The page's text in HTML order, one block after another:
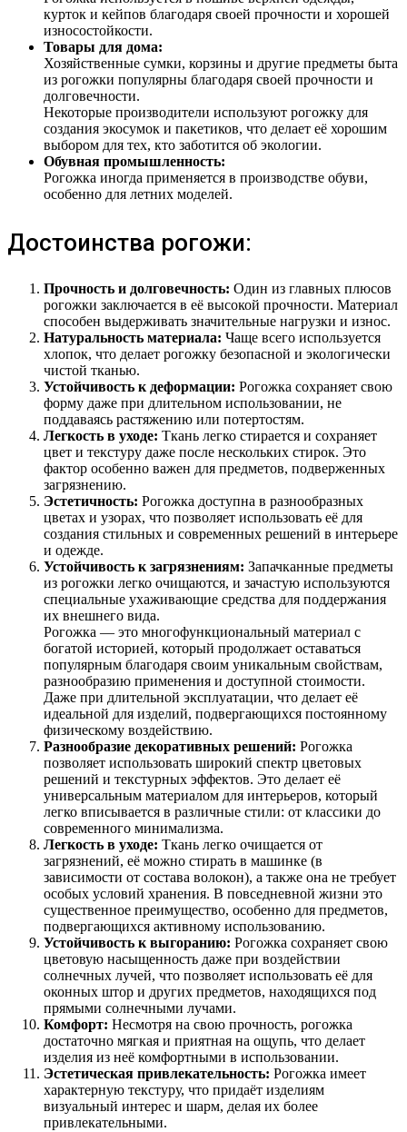
курток и кейпов благодаря своей прочности и хорошей
износостойкости.
Товары для дома:
Хозяйственные сумки, корзины и другие предметы быта
из рогожки популярны благодаря своей прочности и
долговечности.
Некоторые производители используют рогожку для
создания экосумок и пакетиков, что делает её хорошим
выбором для тех, кто заботится об экологии.
Обувная промышленность:
Рогожка иногда применяется в производстве обуви,
особенно для летних моделей.
Достоинства рогожи:
Прочность и долговечность: Один из главных плюсов
рогожки заключается в её высокой прочности. Материал
способен выдерживать значительные нагрузки и износ.
Натуральность материала: Чаще всего используется
хлопок, что делает рогожку безопасной и экологически
чистой тканью.
Устойчивость к деформации: Рогожка сохраняет свою
форму даже при длительном использовании, не
поддаваясь растяжению или потертостям.
Легкость в уходе: Ткань легко стирается и сохраняет
цвет и текстуру даже после нескольких стирок. Это
фактор особенно важен для предметов, подверженных
загрязнению.
Эстетичность: Рогожка доступна в разнообразных
цветах и узорах, что позволяет использовать её для
создания стильных и современных решений в интерьере
и одежде.
Устойчивость к загрязнениям: Запачканные предметы
из рогожки легко очищаются, и зачастую используются
специальные ухаживающие средства для поддержания
их внешнего вида.
Рогожка — это многофункциональный материал с
богатой историей, который продолжает оставаться
популярным благодаря своим уникальным свойствам,
разнообразию применения и доступной стоимости.
Даже при длительной эксплуатации, что делает её
идеальной для изделий, подвергающихся постоянному
физическому воздействию.
Разнообразие декоративных решений: Рогожка
позволяет использовать широкий спектр цветовых
решений и текстурных эффектов. Это делает её
универсальным материалом для интерьеров, который
легко вписывается в различные стили: от классики до
современного минимализма.
Легкость в уходе: Ткань легко очищается от
загрязнений, её можно стирать в машинке (в
зависимости от состава волокон), а также она не требует
особых условий хранения. В повседневной жизни это
существенное преимущество, особенно для предметов,
подвергающихся активному использованию.
Устойчивость к выгоранию: Рогожка сохраняет свою
цветовую насыщенность даже при воздействии
солнечных лучей, что позволяет использовать её для
оконных штор и других предметов, находящихся под
прямыми солнечными лучами.
Комфорт: Несмотря на свою прочность, рогожка
достаточно мягкая и приятная на ощупь, что делает
изделия из неё комфортными в использовании.
Эстетическая привлекательность: Рогожка имеет
характерную текстуру, что придаёт изделиям
визуальный интерес и шарм, делая их более
привлекательными.